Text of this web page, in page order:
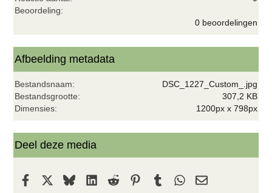
Beoordeling
s
r
e
0 beoordelingen
Afbeelding metadata
Bestandsnaam
DSC_1227_Custom_.jpg
Bestandsgrootte
307,2 KB
Dimensies
1200px x 798px
Deel deze media
Facebook BlueskyLinkedInReddit PinterestTumblr WhatsApp
E-mail